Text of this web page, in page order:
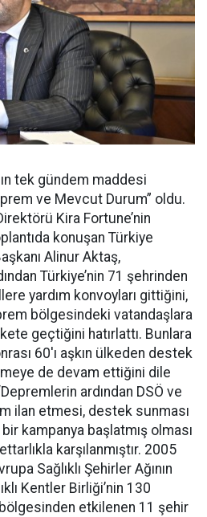
tek gündem maddesi
ve Mevcut Durum” oldu.
Kira Fortune’nin
konuşan Türkiye
Alinur Aktaş,
Türkiye’nin 71 şehrinden
yardım konvoyları gittiğini,
bölgesindeki vatandaşlara
geçtiğini hatırlattı. Bunlara
60'ı aşkın ülkeden destek
de devam ettiğini dile
ardından DSÖ ve
ilan etmesi, destek sunması
kampanya başlatmış olması
karşılanmıştır. 2005
Sağlıklı Şehirler Ağının
Kentler Birliği’nin 130
etkilenen 11 şehir